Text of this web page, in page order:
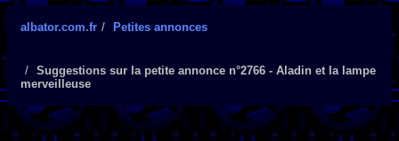
albator.com.fr Petites annonces
Suggestions sur la petite annonce n°2766 - Aladin et la lampe
merveilleuse